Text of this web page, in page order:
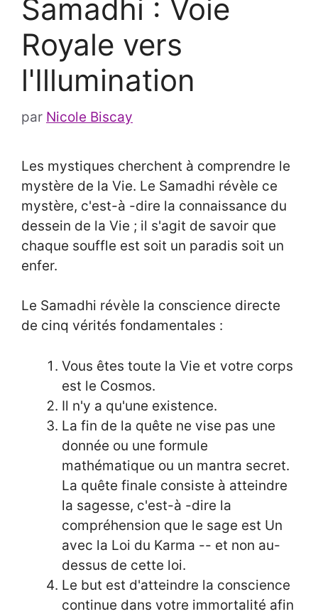
Samadhi : Voie
Royale vers
l'Illumination
par Nicole Biscay
Les mystiques cherchent à comprendre le
mystère de la Vie. Le Samadhi révèle ce
mystère, c'est-à -dire la connaissance du
dessein de la Vie ; il s'agit de savoir que
chaque souffle est soit un paradis soit un
enfer.
Le Samadhi révèle la conscience directe
de cinq vérités fondamentales :
Vous êtes toute la Vie et votre corps
est le Cosmos.
Il n'y a qu'une existence.
La fin de la quête ne vise pas une
donnée ou une formule
mathématique ou un mantra secret.
La quête finale consiste à atteindre
la sagesse, c'est-à -dire la
compréhension que le sage est Un
avec la Loi du Karma -- et non au-
dessus de cette loi.
Le but est d'atteindre la conscience
continue dans votre immortalité afin